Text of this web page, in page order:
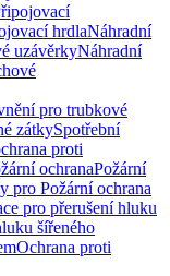
hrdlaNáhradní
uzávěrkyNáhradní
pro trubkové
zátkySpotřební
proti
ochranaPožární
pro Požární ochrana
pro přerušení hluku
šířeného
Ochrana proti